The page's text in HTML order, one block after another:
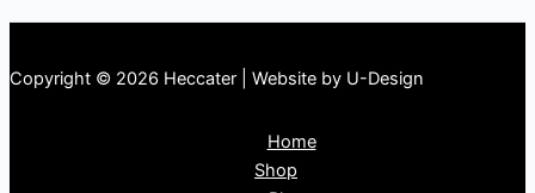
Copyright © 2026 Heccater | Website by U-Design
Home
Shop